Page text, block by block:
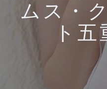
ムス・
ト